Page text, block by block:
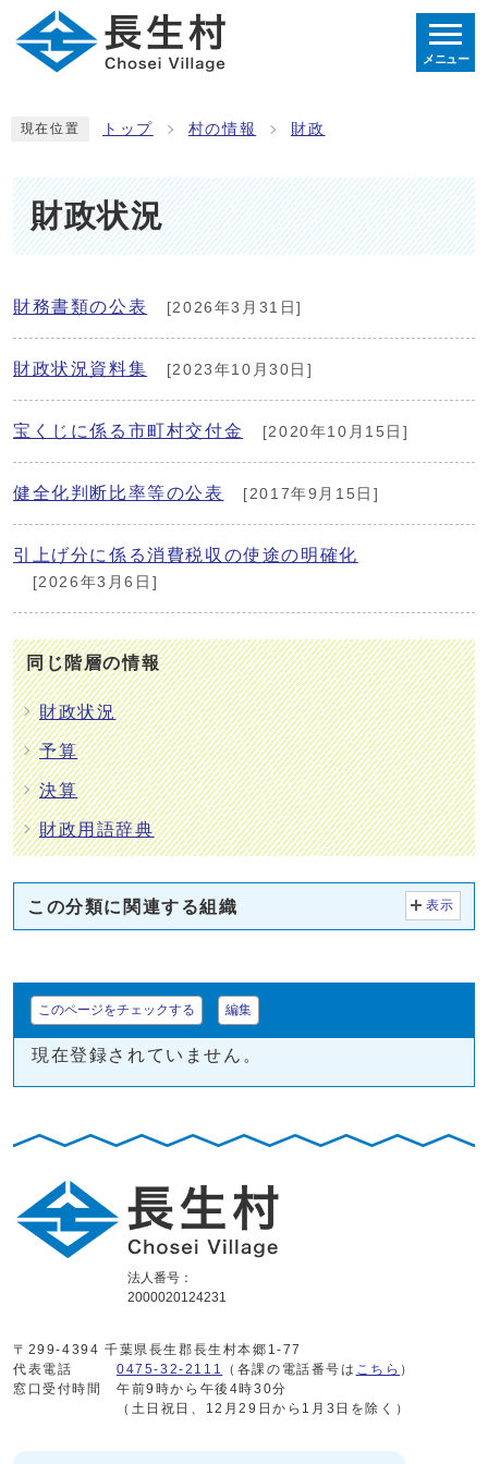
メニュー
現在位置 トップ 村の情報 財政
財政状況
財務書類の公表 [2026年3月31日]
財政状況資料集 [2023年10月30日]
宝くじに係る市町村交付金 [2020年10月15日]
健全化判断比率等の公表 [2017年9月15日]
引上げ分に係る消費税収の使途の明確化
[2026年3月6日]
同じ階層の情報
財政状況
予算
決算
財政用語辞典
この分類に関連する組織 表示
このページをチェックする 編集
現在登録されていません。
法人番号：
2000020124231
〒299-4394 千葉県長生郡長生村本郷1-77
代表電話
0475-32-2111 （各課の電話番号は こちら ）
窓口受付時間
午前9時から午後4時30分
（土日祝日、12月29日から1月3日を除く）